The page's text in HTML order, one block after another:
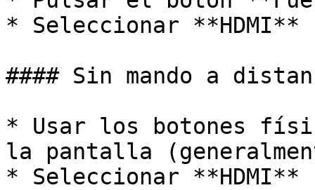
* Seleccionar **HDMI**
#### Sin mando a
* Usar los botones
la pantalla
* Seleccionar **HDMI**